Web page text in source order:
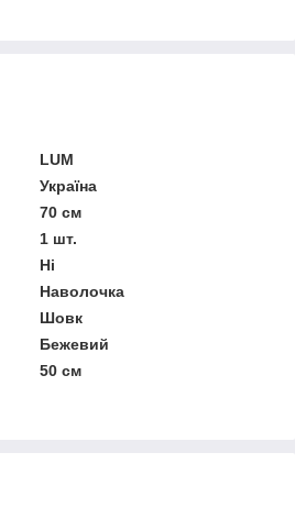
LUM
Україна
70 см
1 шт.
Ні
Наволочка
Шовк
Бежевий
50 см